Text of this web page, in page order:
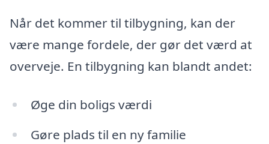
Når det kommer til tilbygning, kan der
være mange fordele, der gør det værd at
overveje. En tilbygning kan blandt andet:
Øge din boligs værdi
Gøre plads til en ny familie